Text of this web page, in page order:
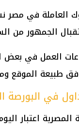
من الساعة 8:30 صباحًا حتى
العمل في بعض
طبيعة الموقع
في البورصة
المصرية اعتبار